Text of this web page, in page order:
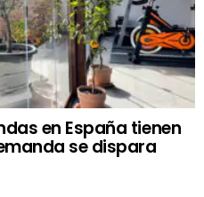
en España tienen
se dispara